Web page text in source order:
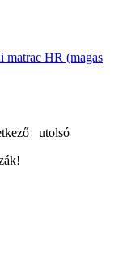
HR (magas
utolsó